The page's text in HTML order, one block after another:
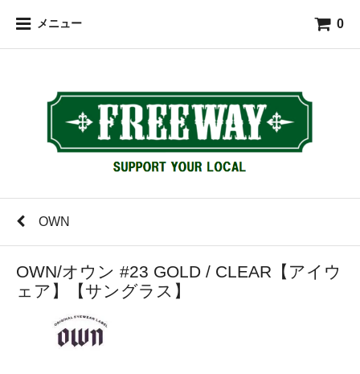
メニュー 0
OWN
OWN/オウン #23 GOLD / CLEAR【アイウ
ェア】【サングラス】